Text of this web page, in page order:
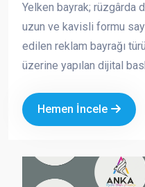
Yelken bayrak; rüzgârda
uzun ve kavisli formu
edilen reklam bayrağı
üzerine yapılan dijital
Hemen İncele